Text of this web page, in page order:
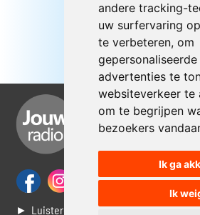
andere tracking-
uw surfervaring
te verbeteren, om
advertenties te
websiteverkeer te
om te begrijpen
bezoekers
Ik ga
Ik
► Luisteren naar Jouwradio